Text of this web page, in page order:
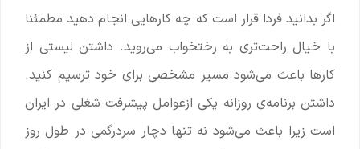
اگر بدانید فردا قرار است که چه کارهایی انجام دهید مطمئنا
با خیال راحت‌تری به رختخواب می‌روید. داشتن لیستی از
کارها باعث می‌شود مسیر مشخصی برای خود ترسیم کنید.
داشتن برنامه‌ی روزانه یکی ازعوامل پیشرفت شغلی در ایران
است زیرا باعث می‌شود نه تنها دچار سردرگمی در طول روز